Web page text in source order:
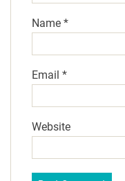
Name *
Email *
Website